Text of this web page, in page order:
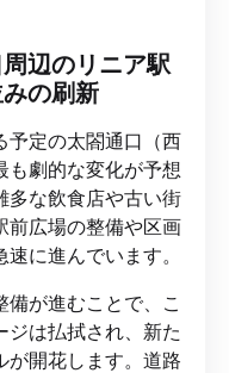
周辺のリニア駅
の刷新
予定の太閤通口（西
も劇的な変化が予想
多な飲食店や古い街
前広場の整備や区画
に進んでいます。
備が進むことで、こ
ジは払拭され、新た
が開花します。道路